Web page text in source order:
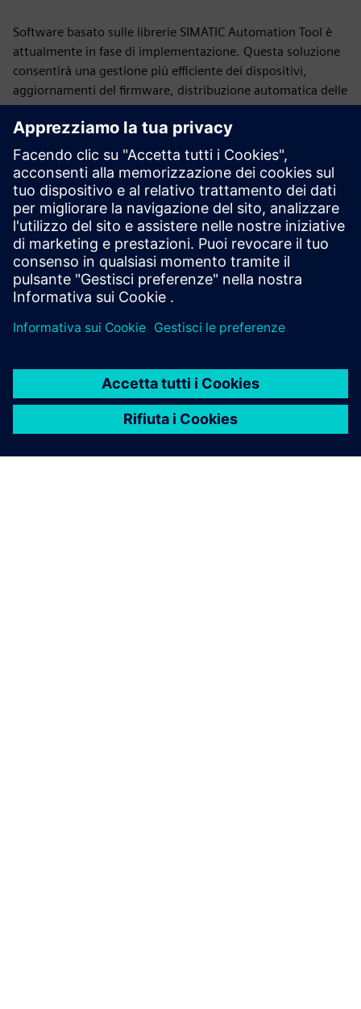
Software basato sulle librerie SIMATIC Automation Tool è
attualmente in fase di implementazione. Questa soluzione
consentirà una gestione più efficiente dei dispositivi,
aggiornamenti del firmware, distribuzione automatica delle
patch software e una migliore diagnostica di potenziali
guasti ed errori di sistema.
«Siamo intenzionati a implementare questa funzionalità il
più rapidamente possibile, idealmente entro il trimestre in
corso. Combinando il SIMATIC Automation Tool di Siemens
con il nostro software, saremo in grado di eseguire un
aggiornamento completo dell'intera macchina, compresi i
controller Siemens, in meno di un minuto». — Łukasz
Kowalczyk, direttore di produzione, REKBOT Sp. z o.o.